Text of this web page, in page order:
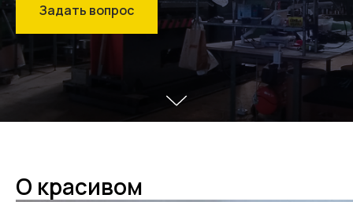
Задать вопрос
О красивом